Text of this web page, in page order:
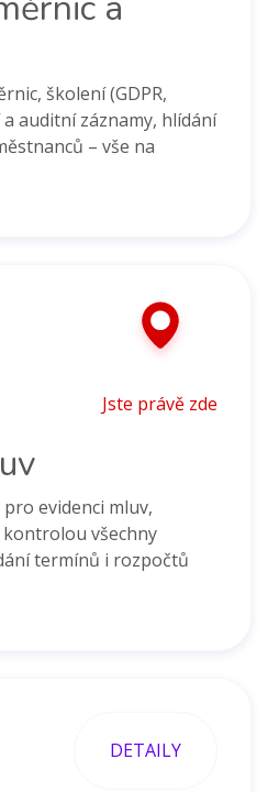
školení (GDPR,
auditní záznamy, hlídání
– vše na
Jste právě zde
evidenci mluv,
všechny
termínů i rozpočtů
DETAILY